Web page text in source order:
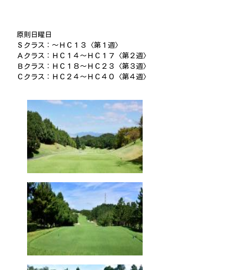
原則日曜日
Ｓクラス：～ＨＣ１３〈第１週〉
Ａクラス：ＨＣ１４～ＨＣ１７〈第２週〉
Ｂクラス：ＨＣ１８～ＨＣ２３〈第３週〉
Ｃクラス：ＨＣ２４～ＨＣ４０〈第４週〉